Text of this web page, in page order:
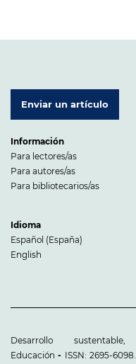
Enviar un artículo
Información
Para lectores/as
Para autores/as
Para bibliotecarios/as
Idioma
Español (España)
English
Desarrollo
Educación - ISSN: 2695-